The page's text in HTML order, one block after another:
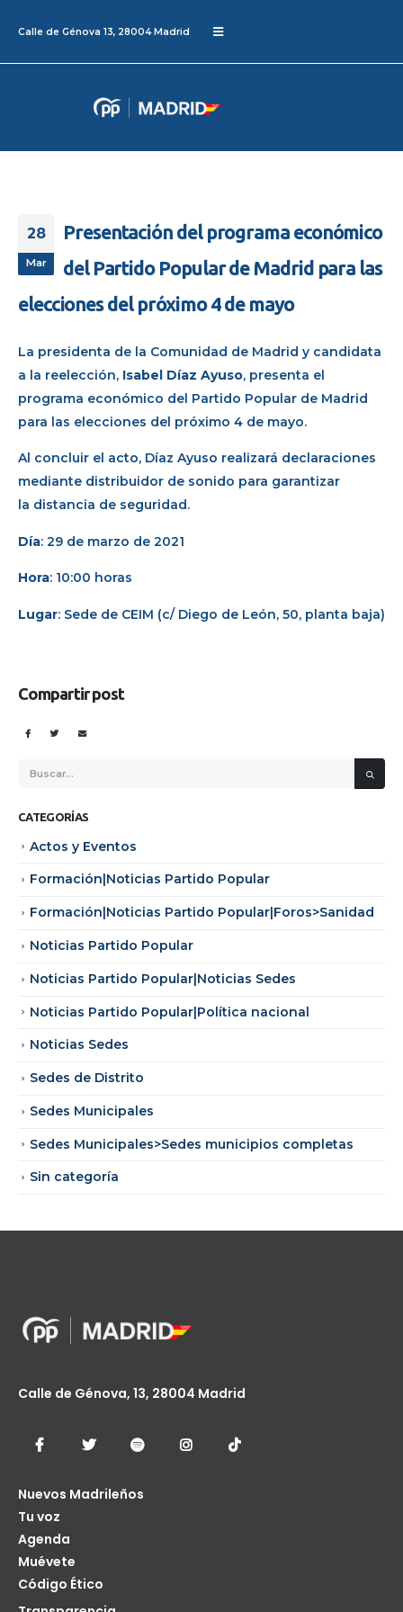
Calle de Génova 13, 28004 Madrid
28
Mar
Presentación del programa económico
del Partido Popular de Madrid para las
elecciones del próximo 4 de mayo
La presidenta de la Comunidad de Madrid y candidata
a la reelección, Isabel Díaz Ayuso, presenta el
programa económico del Partido Popular de Madrid
para las elecciones del próximo 4 de mayo.
Al concluir el acto, Díaz Ayuso realizará declaraciones
mediante distribuidor de sonido para garantizar
la distancia de seguridad.
Día: 29 de marzo de 2021
Hora: 10:00 horas
Lugar: Sede de CEIM (c/ Diego de León, 50, planta baja)
Compartir post
CATEGORÍAS
Actos y Eventos
Formación|Noticias Partido Popular
Formación|Noticias Partido Popular|Foros>Sanidad
Noticias Partido Popular
Noticias Partido Popular|Noticias Sedes
Noticias Partido Popular|Política nacional
Noticias Sedes
Sedes de Distrito
Sedes Municipales
Sedes Municipales>Sedes municipios completas
Sin categoría
Calle de Génova, 13, 28004 Madrid
Nuevos Madrileños
Tu voz
Agenda
Muévete
Código Ético